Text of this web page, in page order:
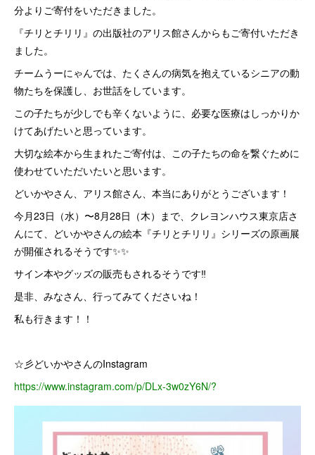
分よりご寄付をいただきました。
『チリとチリリ』の出版社のアリス館さんからもご寄付いただき
ました。
チームうーにゃんでは、たくさんの病気を抱えているシニアの動
物たちを保護し、お世話をしています。
この子たちが少しでも辛くないように、必要な医療はしっかりか
けてあげたいと思っています。
大切な絵本から生まれたご寄付は、この子たちの命を繋ぐために
使わせていただいたいと思います。
どいかやさん、アリス館さん、本当にありがとうございます！
今月23日（水）〜8月28日（木）まで、クレヨンハウス東京店さ
んにて、どいかやさんの絵本『チリとチリリ』シリーズの原画展
が開催されるそうです✨✨
サイン本やグッズの販売もされるそうです‼️
是非、みなさん、行ってみてくださいね！
私も行きます！！
☆彡どいかやさんのInstagram
https://www.instagram.com/p/DLx-3w0zY6N/?